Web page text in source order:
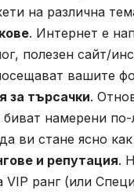
на различна
. Интернет е
полезен сайт/
вашите
за търсачки.
намерени по-
ви стане ясно
и репутация.
VIP ранг (или